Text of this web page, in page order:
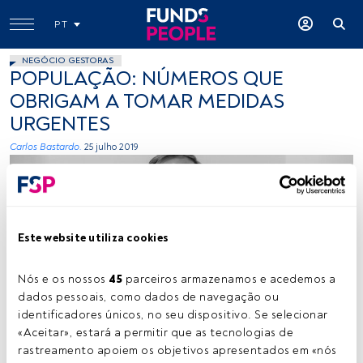
Este website utiliza cookies
Nós e os nossos 45 parceiros armazenamos e acedemos a
dados pessoais, como dados de navegação ou
identificadores únicos, no seu dispositivo. Se selecionar
«Aceitar», estará a permitir que as tecnologias de
rastreamento apoiem os objetivos apresentados em «nós
PT
NEGÓCIO GESTORAS
POPULAÇÃO: NÚMEROS QUE
OBRIGAM A TOMAR MEDIDAS
URGENTES
Carlos Bastardo. 25 julho 2019
Vitor Duarte
Tempo de leitura:4 min.